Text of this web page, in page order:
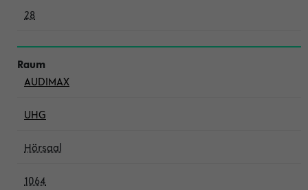
28
AUDIMAX
UHG
Hörsaal
1064